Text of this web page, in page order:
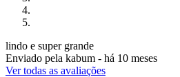
lindo e super grande
Enviado pela kabum - há 10 meses
Ver todas as avaliações